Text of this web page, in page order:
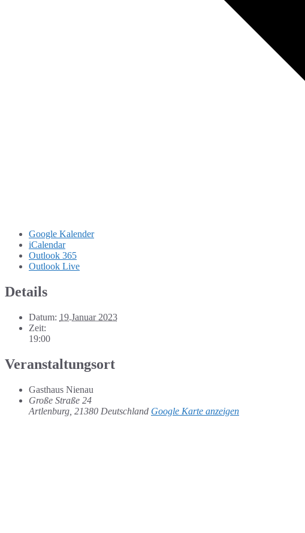
Google Kalender
iCalendar
Outlook 365
Outlook Live
Details
Datum: 19.Januar 2023
Zeit:
19:00
Veranstaltungsort
Gasthaus Nienau
Große Straße 24
Artlenburg 21380 Deutschland Google Karte anzeigen